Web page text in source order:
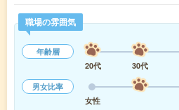
職場の雰囲気
年齢層
20代
30代
男女比率
女性